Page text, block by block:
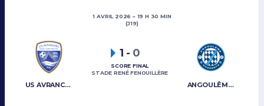
1 AVRIL 2026
19 H 30 MIN
(J19)
US AVRANCHES MONT-SAINT-MICHEL ANGOULÊME CHARENTE FC
1 - 0
SCORE FINAL
STADE RENÉ FENOUILLÈRE